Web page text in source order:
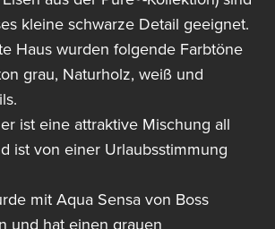
kleine schwarze Detail geeignet.
Haus wurden folgende Farbtöne
grau, Naturholz, weiß und
ist eine attraktive Mischung all
ist von einer Urlaubsstimmung
mit Aqua Sensa von Boss
und hat einen grauen